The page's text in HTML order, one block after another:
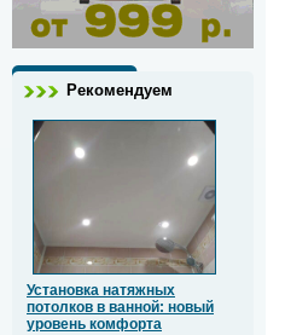
Рекомендуем
Установка натяжных
потолков в ванной: новый
уровень комфорта